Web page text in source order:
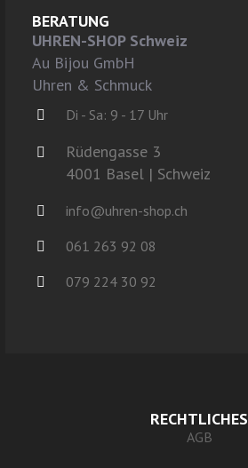
BERATUNG
UHREN-SHOP Schweiz
Au Bijou GmbH
Uhren & Schmuck
Di - Sa: 9 - 17 Uhr
Rüdengasse 3
4001 Basel | Schweiz
info@uhren-shop.ch
061 263 92 08
079 224 30 92
RECHTLICHES
AGB